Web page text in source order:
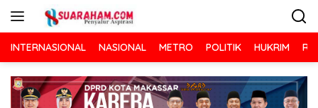
INTERNASIONAL NASIONAL METRO POLITIK HUKRIM